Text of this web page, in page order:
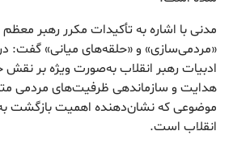
مدنی با اشاره به تأکیدات مکرر رهبر معظم
«مردمی‌سازی» و «حلقه‌های میانی» گفت:
ادبیات رهبر انقلاب به‌صورت ویژه بر نقش
هدایت و سازماندهی ظرفیت‌های مردمی
موضوعی که نشان‌دهنده اهمیت بازگشت
انقلاب است.